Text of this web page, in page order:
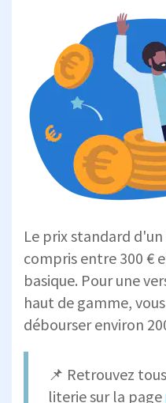
Le prix standard
compris entre 300 €
basique. Pour une
haut de gamme,
débourser environ
📌 Retrouvez
literie sur la page